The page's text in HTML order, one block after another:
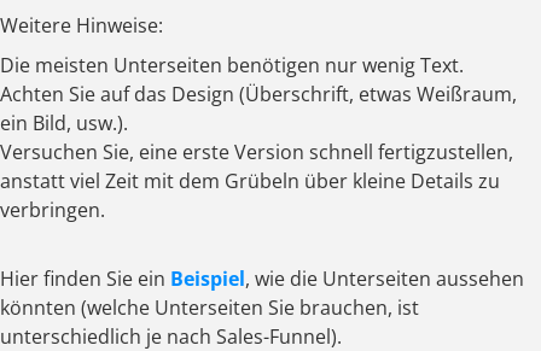
Weitere Hinweise:
Die meisten Unterseiten benötigen nur wenig Text.
Achten Sie auf das Design (Überschrift, etwas Weißraum,
ein Bild, usw.).
Versuchen Sie, eine erste Version schnell fertigzustellen,
anstatt viel Zeit mit dem Grübeln über kleine Details zu
verbringen.
Hier finden Sie ein Beispiel, wie die Unterseiten aussehen
könnten (welche Unterseiten Sie brauchen, ist
unterschiedlich je nach Sales-Funnel).